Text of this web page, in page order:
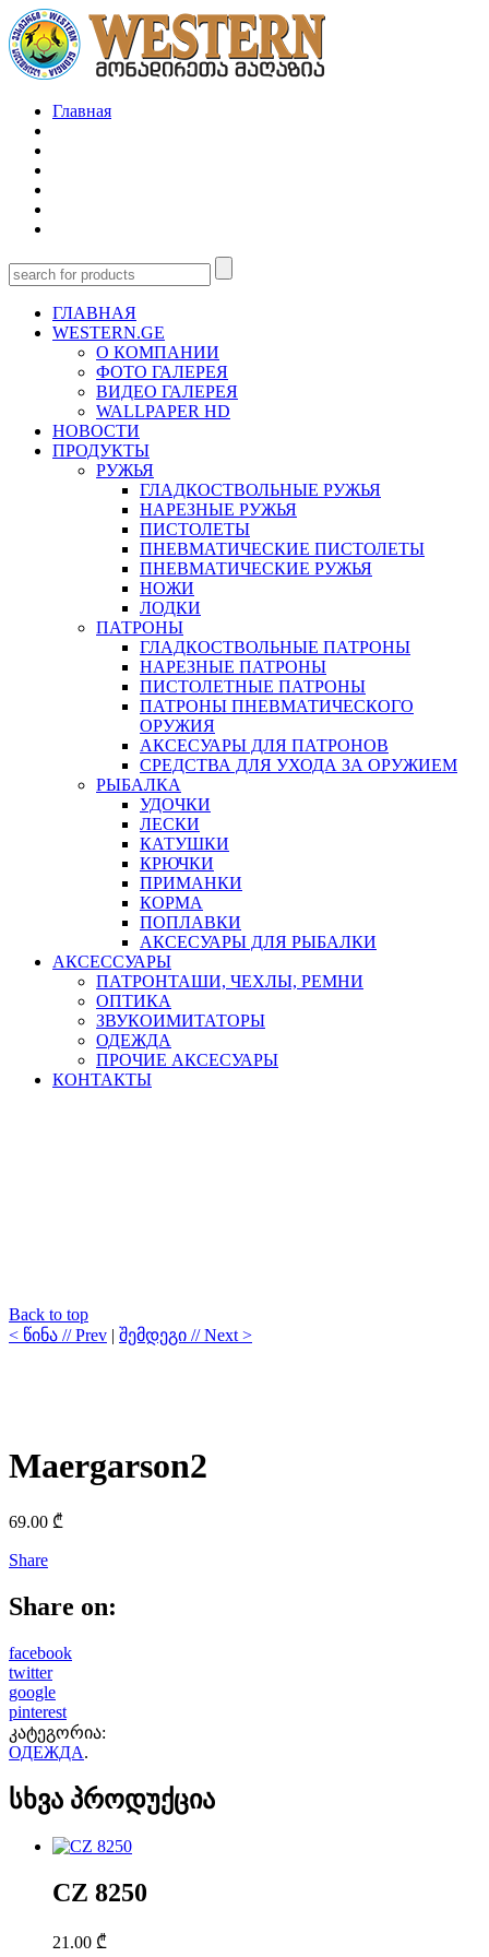
Главная
ГЛАВНАЯ
WESTERN.GE
О КОМПАНИИ
ФОТО ГАЛЕРЕЯ
ВИДЕО ГАЛЕРЕЯ
WALLPAPER HD
НОВОСТИ
ПРОДУКТЫ
РУЖЬЯ
ГЛАДКОСТВОЛЬНЫЕ РУЖЬЯ
НАРЕЗНЫЕ РУЖЬЯ
ПИСТОЛЕТЫ
ПНЕВМАТИЧЕСКИЕ ПИСТОЛЕТЫ
ПНЕВМАТИЧЕСКИЕ РУЖЬЯ
НОЖИ
ЛОДКИ
ПАТРОНЫ
ГЛАДКОСТВОЛЬНЫЕ ПАТРОНЫ
НАРЕЗНЫЕ ПАТРОНЫ
ПИСТОЛЕТНЫЕ ПАТРОНЫ
ПАТРОНЫ ПНЕВМАТИЧЕСКОГО
ОРУЖИЯ
АКСЕСУАРЫ ДЛЯ ПАТРОНОВ
СРЕДСТВА ДЛЯ УХОДА ЗА ОРУЖИЕМ
РЫБАЛКА
УДОЧКИ
ЛЕСКИ
КАТУШКИ
КРЮЧКИ
ПРИМАНКИ
КОРМА
ПОПЛАВКИ
АКСЕСУАРЫ ДЛЯ РЫБАЛКИ
АКСЕССУАРЫ
ПАТРОНТАШИ, ЧЕХЛЫ, РЕМНИ
ОПТИКА
ЗВУКОИМИТАТОРЫ
ОДЕЖДА
ПРОЧИЕ АКСЕСУАРЫ
КОНТАКТЫ
Back to top
< წინა // Prev | შემდეგი // Next >
Maergarson2
69.00 ₾
Share
Share on:
facebook
twitter
google
pinterest
კატეგორია:
ОДЕЖДА.
სხვა პროდუქცია
CZ 8250
21.00 ₾